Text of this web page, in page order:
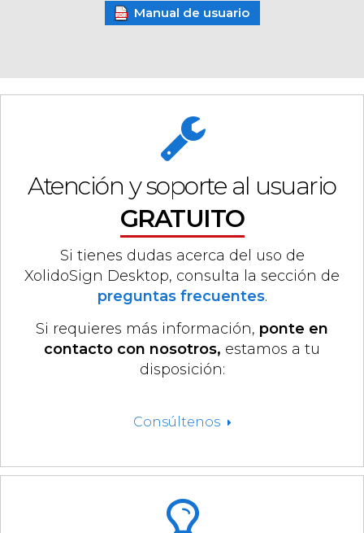
Manual de usuario
Atención y soporte al usuario
GRATUITO
Si tienes dudas acerca del uso de
XolidoSign Desktop, consulta la sección de
preguntas frecuentes.
Si requieres más información, ponte en
contacto con nosotros, estamos a tu
disposición:
Consúltenos